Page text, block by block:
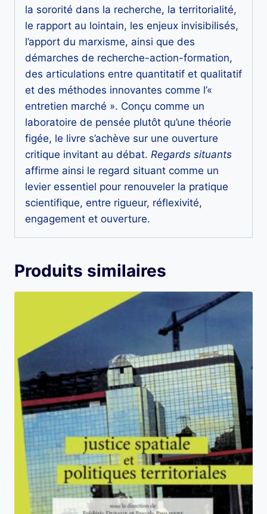
la sororité dans la recherche, la territorialité,
le rapport au lointain, les enjeux invisibilisés,
l’apport du marxisme, ainsi que des
démarches de recherche-action-formation,
des articulations entre quantitatif et qualitatif
et des méthodes innovantes comme l’«
entretien marché ». Conçu comme un
laboratoire de pensée plutôt qu’une théorie
figée, le livre s’achève sur une ouverture
critique invitant au débat. Regards situants
affirme ainsi le regard situant comme un
levier essentiel pour renouveler la pratique
scientifique, entre rigueur, réflexivité,
engagement et ouverture.
Produits similaires